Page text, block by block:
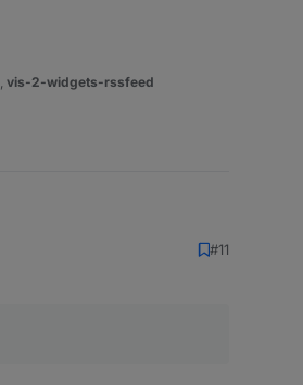
vis-2-widgets-rssfeed
#11